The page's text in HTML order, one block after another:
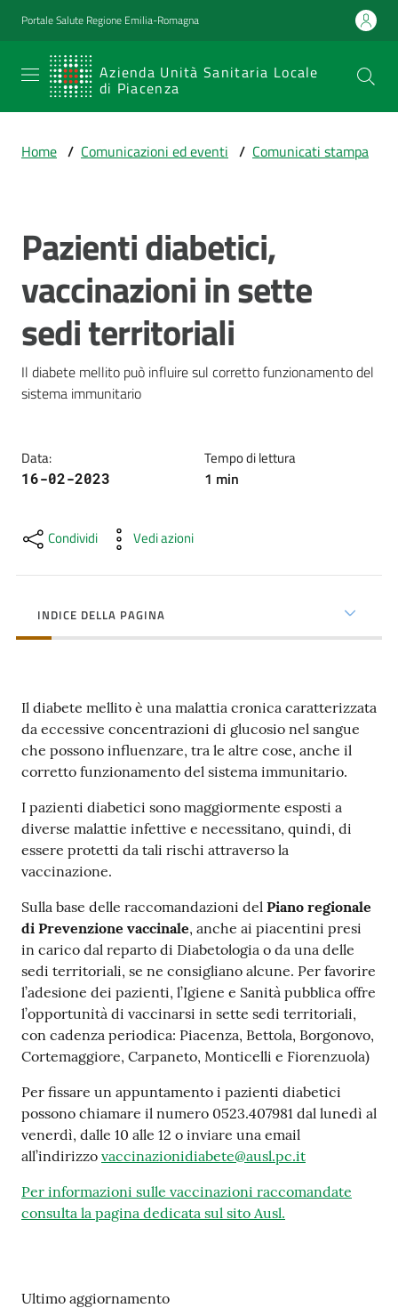
Vai al contenuto
Vai alla navigazione
Vai al footer
Portale Salute Regione Emilia-Romagna
Azienda Unità Sanitaria Locale
di Piacenza
SERVIZIO
SANITARIO
Emilia-
Sanitaria Locale
di Piacenza
Prestazioni
e
percorsi
di
cura
Come
territorio
Studiare
a
Piacenza
Costruiamo
Salute
Novità
Scuole
Imprese
ed Enti
Seguici
su
Home / Comunicazioni ed eventi / Comunicati stampa
Salta al contenuto
Pazienti diabetici,
vaccinazioni in sette
sedi territoriali
Il diabete mellito può influire sul corretto funzionamento del
sistema immunitario
Data:
16-02-2023
Tempo di lettura
1 min
Condividi Vedi azioni
INDICE DELLA PAGINA
Il diabete mellito è una malattia cronica caratterizzata
da eccessive concentrazioni di glucosio nel sangue
che possono influenzare, tra le altre cose, anche il
corretto funzionamento del sistema immunitario.
I pazienti diabetici sono maggiormente esposti a
diverse malattie infettive e necessitano, quindi, di
essere protetti da tali rischi attraverso la
vaccinazione.
Sulla base delle raccomandazioni del Piano regionale
di Prevenzione vaccinale, anche ai piacentini presi
in carico dal reparto di Diabetologia o da una delle
sedi territoriali, se ne consigliano alcune. Per favorire
l’adesione dei pazienti, l’Igiene e Sanità pubblica offre
l’opportunità di vaccinarsi in sette sedi territoriali,
con cadenza periodica: Piacenza, Bettola, Borgonovo,
Cortemaggiore, Carpaneto, Monticelli e Fiorenzuola)
Per fissare un appuntamento i pazienti diabetici
possono chiamare il numero 0523.407981 dal lunedì al
venerdì, dalle 10 alle 12 o inviare una email
all’indirizzo vaccinazionidiabete@ausl.pc.it
Per informazioni sulle vaccinazioni raccomandate
consulta la pagina dedicata sul sito Ausl.
Ultimo aggiornamento